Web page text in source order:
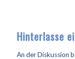
Hinterlasse
An der Diskussion